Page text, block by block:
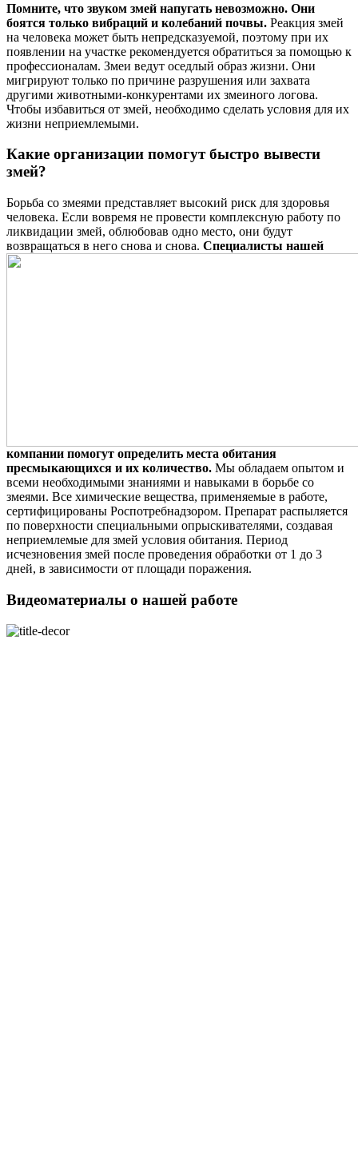
Помните, что звуком змей напугать невозможно. Они
боятся только вибраций и колебаний почвы. Реакция змей
на человека может быть непредсказуемой, поэтому при их
появлении на участке рекомендуется обратиться за помощью к
профессионалам. Змеи ведут оседлый образ жизни. Они
мигрируют только по причине разрушения или захвата
другими животными-конкурентами их змеиного логова.
Чтобы избавиться от змей, необходимо сделать условия для их
жизни неприемлемыми.
Какие организации помогут быстро вывести
змей?
Борьба со змеями представляет высокий риск для здоровья
человека. Если вовремя не провести комплексную работу по
ликвидации змей, облюбовав одно место, они будут
возвращаться в него снова и снова. Специалисты нашей
компании помогут определить места обитания
пресмыкающихся и их количество. Мы обладаем опытом и
всеми необходимыми знаниями и навыками в борьбе со
змеями. Все химические вещества, применяемые в работе,
сертифицированы Роспотребнадзором. Препарат распыляется
по поверхности специальными опрыскивателями, создавая
неприемлемые для змей условия обитания. Период
исчезновения змей после проведения обработки от 1 до 3
дней, в зависимости от площади поражения.
Видеоматериалы о нашей работе